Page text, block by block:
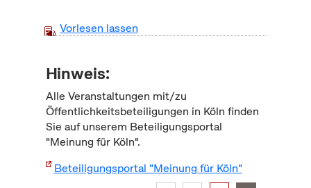
Vorlesen lassen
Hinweis:
Alle Veranstaltungen mit/zu
Öffentlichkeitsbeteiligungen in Köln finden
Sie auf unserem Beteiligungsportal
"Meinung für Köln".
Beteiligungsportal "Meinung für Köln"